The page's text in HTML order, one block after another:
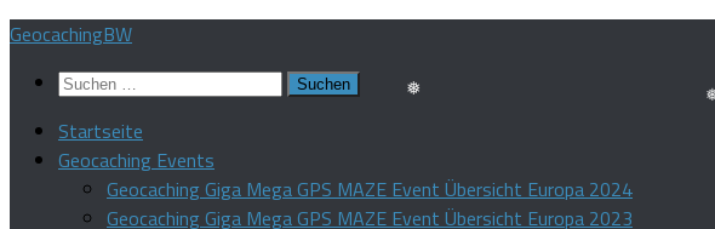
❅
Zum
springen
GeocachingBW
Suchen
Startseite
Geocaching Events
Geocaching Giga Mega GPS MAZE Event Übersicht Europa 2024
Geocaching Giga Mega GPS MAZE Event Übersicht Europa 2023